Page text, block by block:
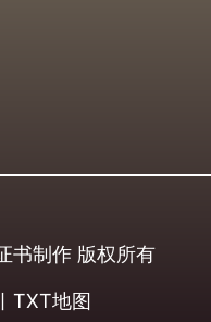
书制作 版权所有
TXT地图